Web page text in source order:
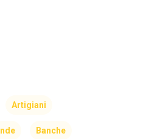
Artigiani
Banche